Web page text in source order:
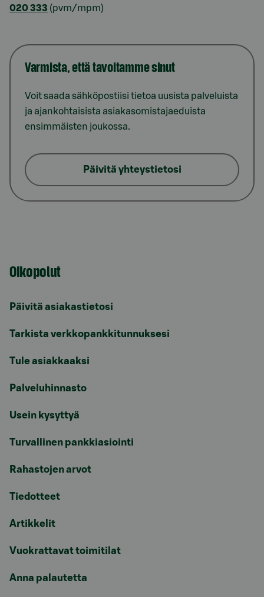
020 333 (pvm/mpm)
Varmista, että tavoitamme sinut
Voit saada sähköpostiisi tietoa uusista palveluista
ja ajankohtaisista asiakasomistajaeduista
ensimmäisten joukossa.
Päivitä yhteystietosi
Oikopolut
Päivitä asiakastietosi
Tarkista verkkopankkitunnuksesi
Tule asiakkaaksi
Palveluhinnasto
Usein kysyttyä
Turvallinen pankkiasiointi
Rahastojen arvot
Tiedotteet
Artikkelit
Vuokrattavat toimitilat
Anna palautetta